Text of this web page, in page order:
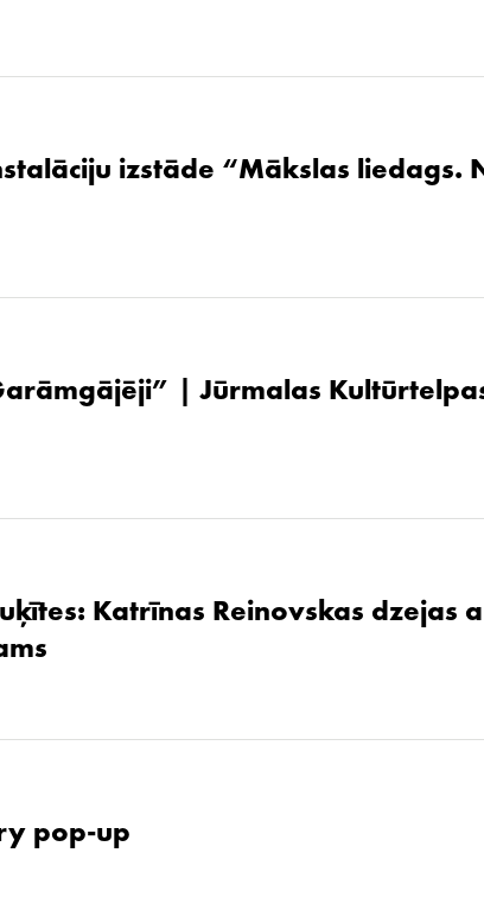
izstāde “Mākslas liedags.
| Jūrmalas
Katrīnas Reinovskas dzejas
pop-up